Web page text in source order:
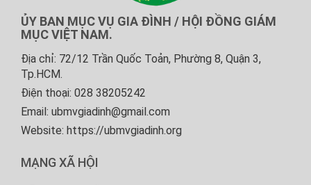
ỦY BAN MỤC VỤ GIA ĐÌNH / HỘI ĐỒNG GIÁM
MỤC VIỆT NAM.
Địa chỉ: 72/12 Trần Quốc Toản, Phường 8, Quận 3,
Tp.HCM.
Điện thoại: 028 38205242
Email: ubmvgiadinh@gmail.com
Website: https://ubmvgiadinh.org
MẠNG XÃ HỘI